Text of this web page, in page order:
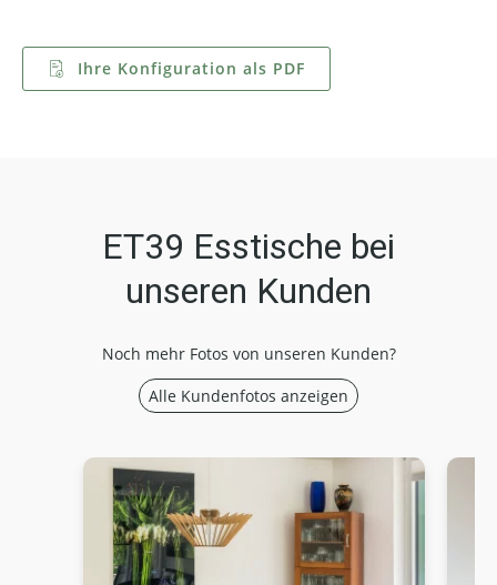
Ihre Konfiguration als PDF
ET39 Esstische bei
unseren Kunden
Noch mehr Fotos von unseren Kunden?
Alle Kundenfotos anzeigen